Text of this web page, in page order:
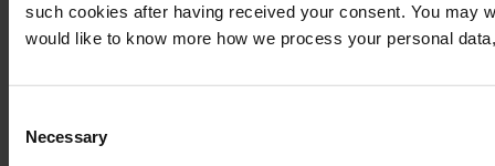
such cookies after having received your consent. You may
would like to know more how we process your personal
Selection
Necessary